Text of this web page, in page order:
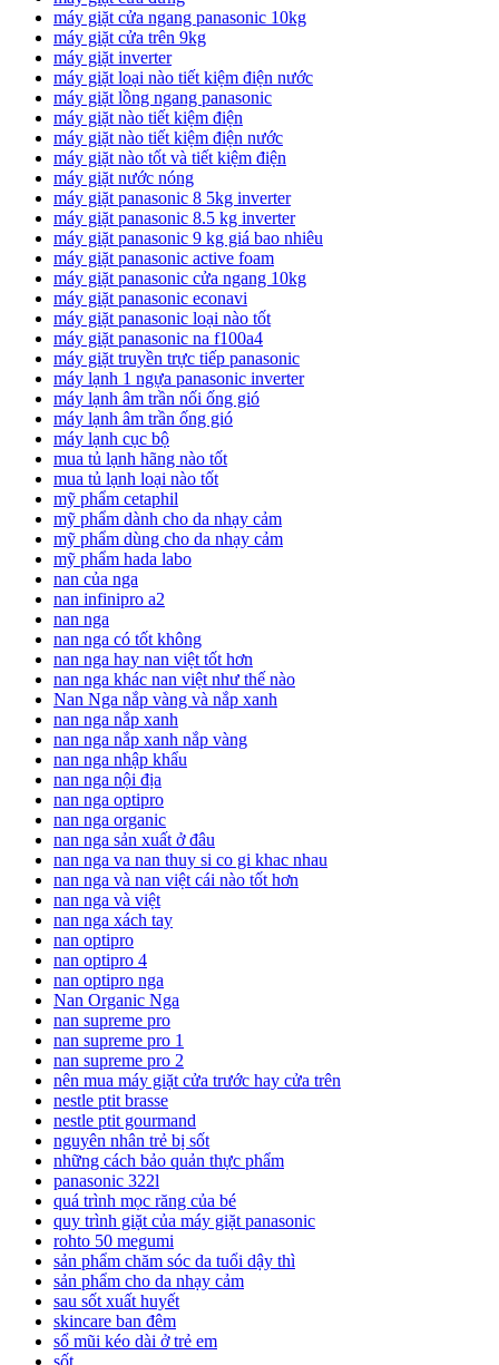
máy giặt cửa ngang panasonic 10kg
máy giặt cửa trên 9kg
máy giặt inverter
máy giặt loại nào tiết kiệm điện nước
máy giặt lồng ngang panasonic
máy giặt nào tiết kiệm điện
máy giặt nào tiết kiệm điện nước
máy giặt nào tốt và tiết kiệm điện
máy giặt nước nóng
máy giặt panasonic 8 5kg inverter
máy giặt panasonic 8.5 kg inverter
máy giặt panasonic 9 kg giá bao nhiêu
máy giặt panasonic active foam
máy giặt panasonic cửa ngang 10kg
máy giặt panasonic econavi
máy giặt panasonic loại nào tốt
máy giặt panasonic na f100a4
máy giặt truyền trực tiếp panasonic
máy lạnh 1 ngựa panasonic inverter
máy lạnh âm trần nối ống gió
máy lạnh âm trần ống gió
máy lạnh cục bộ
mua tủ lạnh hãng nào tốt
mua tủ lạnh loại nào tốt
mỹ phẩm cetaphil
mỹ phẩm dành cho da nhạy cảm
mỹ phẩm dùng cho da nhạy cảm
mỹ phẩm hada labo
nan của nga
nan infinipro a2
nan nga
nan nga có tốt không
nan nga hay nan việt tốt hơn
nan nga khác nan việt như thế nào
Nan Nga nắp vàng và nắp xanh
nan nga nắp xanh
nan nga nắp xanh nắp vàng
nan nga nhập khẩu
nan nga nội địa
nan nga optipro
nan nga organic
nan nga sản xuất ở đâu
nan nga va nan thuy si co gi khac nhau
nan nga và nan việt cái nào tốt hơn
nan nga và việt
nan nga xách tay
nan optipro
nan optipro 4
nan optipro nga
Nan Organic Nga
nan supreme pro
nan supreme pro 1
nan supreme pro 2
nên mua máy giặt cửa trước hay cửa trên
nestle ptit brasse
nestle ptit gourmand
nguyên nhân trẻ bị sốt
những cách bảo quản thực phẩm
panasonic 322l
quá trình mọc răng của bé
quy trình giặt của máy giặt panasonic
rohto 50 megumi
sản phẩm chăm sóc da tuổi dậy thì
sản phẩm cho da nhạy cảm
sau sốt xuất huyết
skincare ban đêm
sổ mũi kéo dài ở trẻ em